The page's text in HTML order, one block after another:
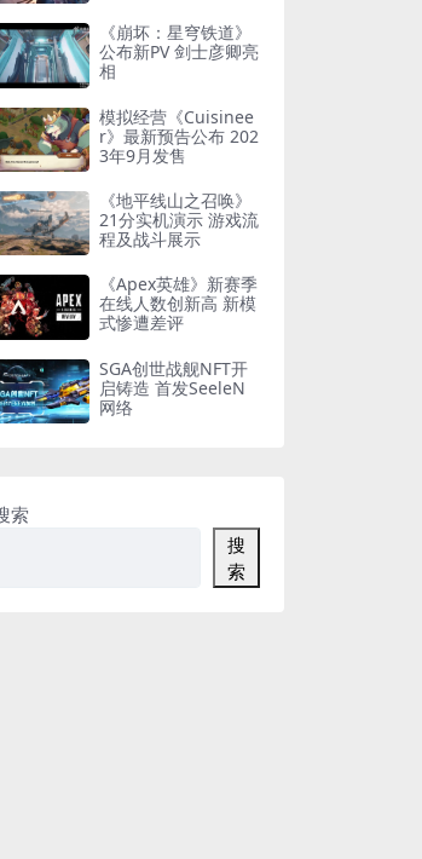
《崩坏：星穹铁道》
公布新PV 剑士彦卿亮
相
模拟经营《Cuisinee
r》最新预告公布 202
3年9月发售
《地平线山之召唤》
21分实机演示 游戏流
程及战斗展示
《Apex英雄》新赛季
在线人数创新高 新模
式惨遭差评
SGA创世战舰NFT开
启铸造 首发SeeleN
网络
索
搜
索